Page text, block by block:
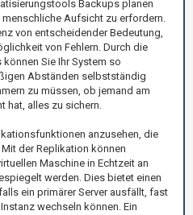
Backups planen
Aufsicht zu erfordern.
von entscheidender Bedeutung,
von Fehlern. Durch die
Sie Ihr System so
Abständen selbstständig
zu müssen, ob jemand am
hat, alles zu sichern.
anzusehen, die
der Replikation können
Maschine in Echtzeit an
werden. Dies bietet einen
ein primärer Server ausfällt, fast
wechseln können. Ein